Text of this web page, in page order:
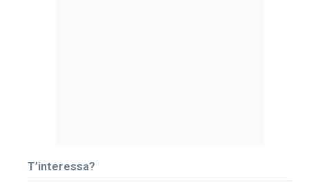
T’interessa?